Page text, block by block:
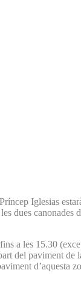
Iglesias
dues
a les 15.30
del paviment
d’aquesta